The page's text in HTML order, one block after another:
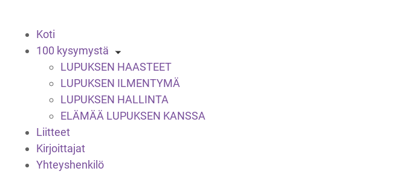
Koti
100 kysymystä
LUPUKSEN HAASTEET
LUPUKSEN ILMENTYMÄ
LUPUKSEN HALLINTA
ELÄMÄÄ LUPUKSEN KANSSA
Liitteet
Kirjoittajat
Yhteyshenkilö